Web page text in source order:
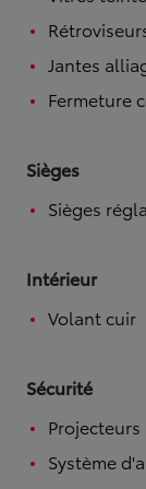
Jantes
Fermeture
Sièges
Sièges
Intérieur
Volant cuir
Sécurité
Projecteurs
Système